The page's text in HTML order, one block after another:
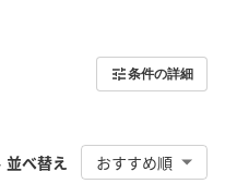
条件の詳細
並べ替え おすすめ順